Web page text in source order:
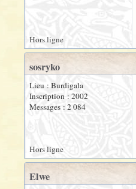
Hors ligne
sosryko
Lieu : Burdigala
Inscription : 2002
Messages : 2 084
Hors ligne
Elwe